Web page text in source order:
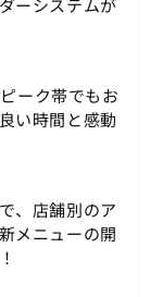
ーシステムが
ーク帯でもお
い時間と感動
、店舗別のア
メニューの開